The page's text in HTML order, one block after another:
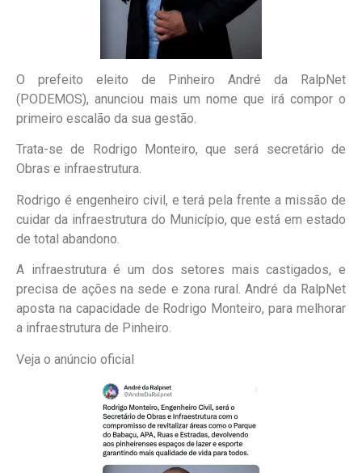
O prefeito eleito de Pinheiro André da RalpNet
(PODEMOS), anunciou mais um nome que irá compor o
primeiro escalão da sua gestão.
Trata-se de Rodrigo Monteiro, que será secretário de
Obras e infraestrutura.
Rodrigo é engenheiro civil, e terá pela frente a missão de
cuidar da infraestrutura do Município, que está em estado
de total abandono.
A infraestrutura é um dos setores mais castigados, e
precisa de ações na sede e zona rural. André da RalpNet
aposta na capacidade de Rodrigo Monteiro, para melhorar
a infraestrutura de Pinheiro.
Veja o anúncio oficial